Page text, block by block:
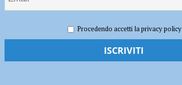
(FdI): “Verificare subito la situazione nella provincia di Piacenza”
Procedendo accetti la privacy policy